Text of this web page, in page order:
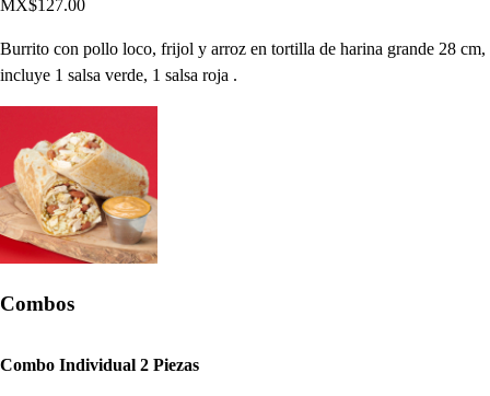
MX$127.00
Burrito con pollo loco, frijol y arroz en tortilla de harina grande 28 cm,
incluye 1 salsa verde, 1 salsa roja .
Combos
Combo Individual 2 Piezas